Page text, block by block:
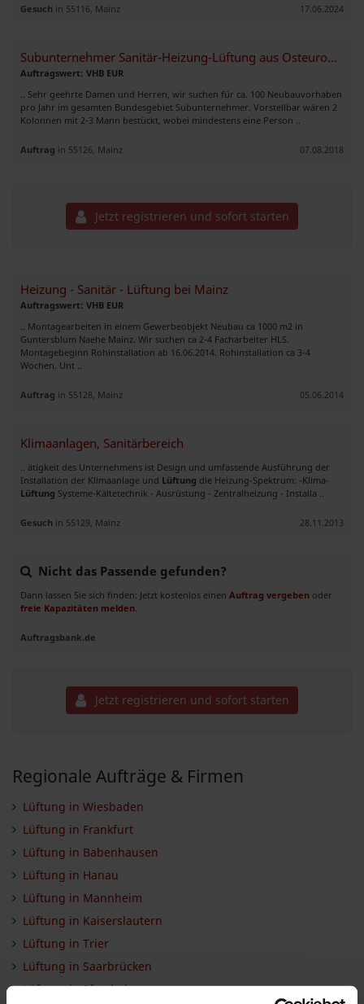
Gesuch in 55116, Mainz 17.06.2024
Subunternehmer Sanitär-Heizung-Lüftung aus Osteuropa gesucht
Auftragswert: VHB EUR
.. Sehr geehrte Damen und Herren, wir suchen für ca. 100 Neubauvorhaben
pro Jahr im gesamten Bundesgebiet Subunternehmer. Vorstellbar wären 2
Kolonnen mit 2-3 Mann bestückt, wobei mindestens eine Person ..
Auftrag in 55126, Mainz 07.08.2018
Jetzt registrieren und sofort starten
Heizung - Sanitär - Lüftung bei Mainz
Auftragswert: VHB EUR
.. Montagearbeiten in einem Gewerbeobjekt Neubau ca 1000 m2 in
Guntersblum Naehe Mainz. Wir suchen ca 2-4 Facharbeiter HLS.
Montagebeginn Rohinstallation ab 16.06.2014. Rohinstallation ca 3-4
Wochen. Unt ..
Auftrag in 55128, Mainz 05.06.2014
Klimaanlagen, Sanitärbereich
.. ätigkeit des Unternehmens ist Design und umfassende Ausführung der
Installation der Klimaanlage und Lüftung die Heizung-Spektrum: -Klima-
Lüftung Systeme-Kältetechnik - Ausrüstung - Zentralheizung - Installa ..
Gesuch in 55129, Mainz 28.11.2013
Nicht das Passende gefunden?
Dann lassen Sie sich finden: Jetzt kostenlos einen Auftrag vergeben oder
freie Kapazitäten melden.
Auftragsbank.de
Jetzt registrieren und sofort starten
Regionale Aufträge & Firmen
Lüftung in Wiesbaden
Lüftung in Frankfurt
Lüftung in Babenhausen
Lüftung in Hanau
Lüftung in Mannheim
Lüftung in Kaiserslautern
Lüftung in Trier
Lüftung in Saarbrücken
Lüftung in Pforzheim